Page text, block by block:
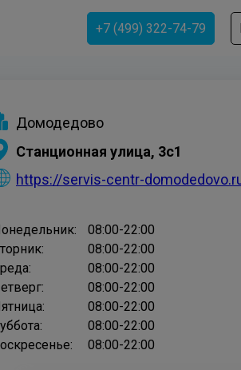
+7 (499) 322-74-79
Домодедово
Станционная улица, 3с1
https://servis-centr-
08:00-22:00
08:00-22:00
08:00-22:00
08:00-22:00
08:00-22:00
08:00-22:00
08:00-22:00